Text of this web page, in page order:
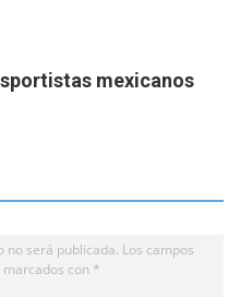
mexicanos
no será publicada. Los campos
con *